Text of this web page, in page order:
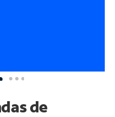
de